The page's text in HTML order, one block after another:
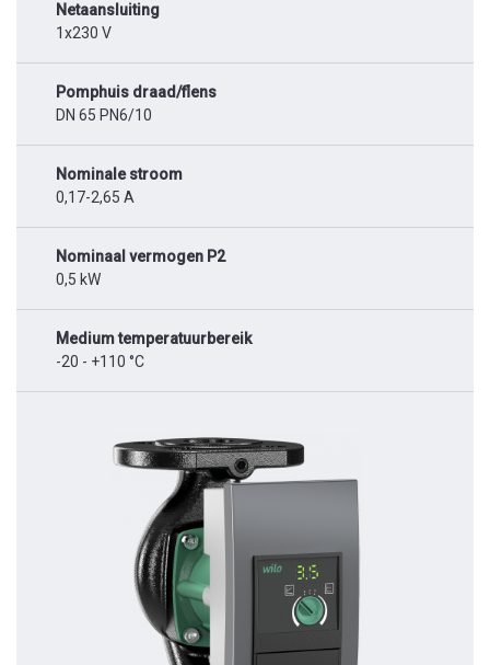
Netaansluiting
1x230 V
Pomphuis draad/flens
DN 65 PN6/10
Nominale stroom
0,17-2,65 A
Nominaal vermogen P2
0,5 kW
Medium temperatuurbereik
-20 - +110 °C